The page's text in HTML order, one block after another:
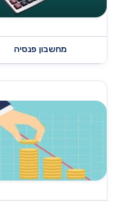
מחשבון פנסיה